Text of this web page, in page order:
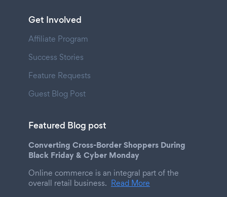
Get Involved
Affiliate Program
Success Stories
Feature Requests
Guest Blog Post
Featured Blog post
Converting Cross-Border Shoppers During
Black Friday & Cyber Monday
Online commerce is an integral part of the
overall retail business. Read More